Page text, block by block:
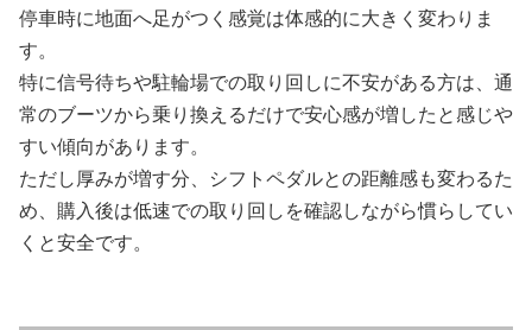
停車時に地面へ足がつく感覚は体感的に大きく変わりま
す。
特に信号待ちや駐輪場での取り回しに不安がある方は、通
常のブーツから乗り換えるだけで安心感が増したと感じや
すい傾向があります。
ただし厚みが増す分、シフトペダルとの距離感も変わるた
め、購入後は低速での取り回しを確認しながら慣らしてい
くと安全です。